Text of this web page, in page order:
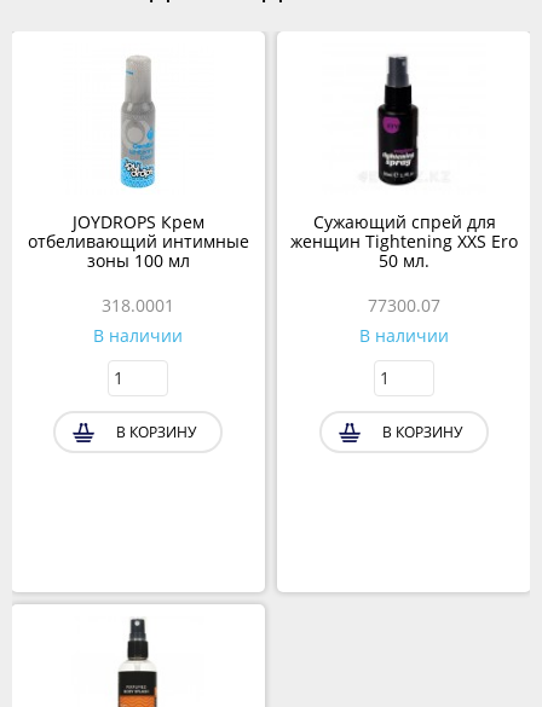
JOYDROPS Крем
отбеливающий интимные
зоны 100 мл
318.0001
В наличии
В КОРЗИНУ
Сужающий спрей для
женщин Tightening XXS Ero
50 мл.
77300.07
В наличии
В КОРЗИНУ